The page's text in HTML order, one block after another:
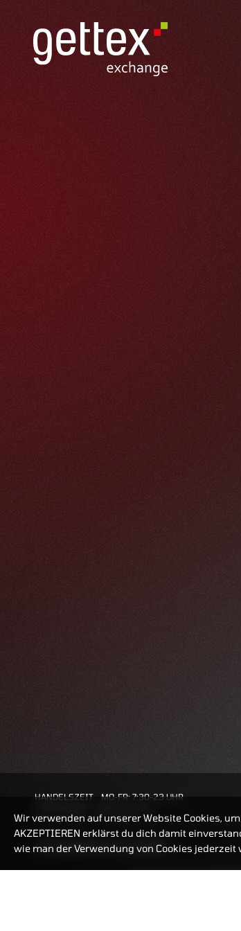
BANKEINSTELLUNGEN
HANDELSZEIT
MO-FR: 7:30-23 UHR
Wir verwenden auf unserer Website Cookies,
AKZEPTIEREN erklärst du dich damit
wie man der Verwendung von Cookies